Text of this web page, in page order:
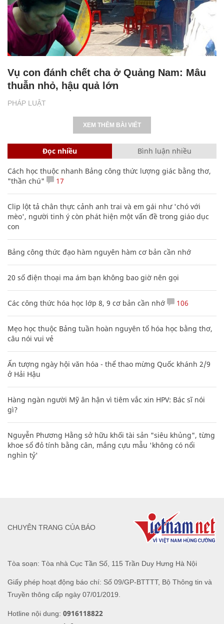
PHÁP LUẬT
Vụ con đánh chết cha ở Quảng Nam: Mâu
thuẫn nhỏ, hậu quả lớn
XEM THÊM BÀI VIẾT
Đọc nhiều Bình luận nhiều
Cách học thuộc nhanh Bảng công thức lượng giác bằng thơ,
"thần chú"
17
Clip lột tả chân thực cảnh anh trai và em gái như 'chó với
mèo', người tinh ý còn phát hiện một vấn đề trong giáo dục
con
Bảng công thức đạo hàm nguyên hàm cơ bản cần nhớ
20 số điện thoại ma ám bạn không bao giờ nên gọi
Các công thức hóa học lớp 8, 9 cơ bản cần nhớ 106
Mẹo học thuộc Bảng tuần hoàn nguyên tố hóa học bằng thơ,
câu nói vui vẻ
Ấn tượng ngày hội văn hóa - thể thao mừng Quốc khánh 2/9
ở Hải Hậu
Hàng ngàn người Mỹ ân hận vì tiêm vắc xin HPV: Bác sĩ nói
gì?
Nguyễn Phương Hằng sở hữu khối tài sản "siêu khủng", từng
khoe sổ đỏ tính bằng cân, mắng cựu mẫu 'không có nổi
nghìn tỷ'
Tòa soạn: Tòa nhà Cục Tần Số, 115 Trần Duy Hưng Hà Nội
Giấy phép hoạt động báo chí: Số 09/GP-BTTTT, Bộ Thông tin và
Truyền thông cấp ngày 07/01/2019.
Hotline nội dung: 0916118822
CHUYÊN TRANG CỦA BÁO